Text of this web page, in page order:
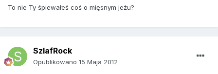
To nie Ty śpiewałeś coś o mięsnym jeżu?
SzlafRock
Opublikowano 15 Maja 2012